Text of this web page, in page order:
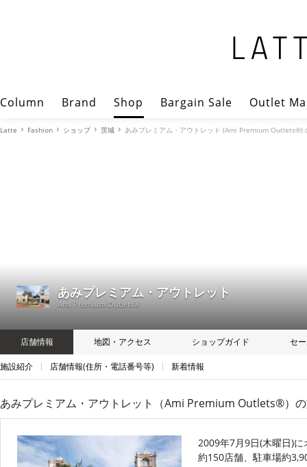
Column Brand Shop Bargain Sale Outlet
Latte Fashion ショップ 茨城 あみプレミアム・アウトレット (Ami Premium Outlets®)
あみプレミアム・アウトレット
Ami Premium Outlets®
店舗情報 地図・アクセス ショップガイド セ
施設紹介 店舗情報(住所・電話番号等) 新着情報
あみプレミアム・アウトレット（Ami Premium Outlets®）
2009年7月9日(木曜日)に
約150店舗、駐車場約